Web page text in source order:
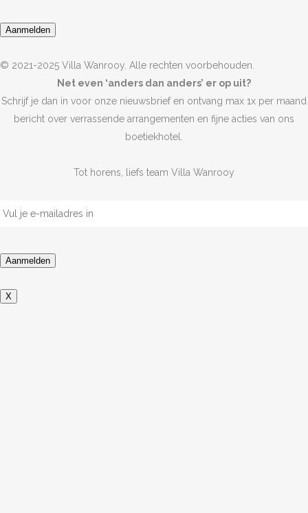
Aanmelden
© 2021-2025 Villa Wanrooy. Alle rechten voorbehouden.
Net even ‘anders dan anders’ er op uit?
Schrijf je dan in voor onze nieuwsbrief en ontvang max 1x per maand
bericht over verrassende arrangementen en fijne acties van ons
boetiekhotel.
Tot horens, liefs team Villa Wanrooy
mailadres *
Aanmelden
X